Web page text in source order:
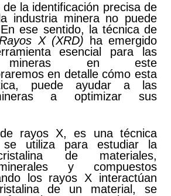
la identificación precisa de
industria minera no puede
ese sentido, la técnica de
X (XRD) ha emergido
esencial para las
mineras en este
en detalle cómo esta
puede ayudar a las
a optimizar sus
rayos X, es una técnica
se utiliza para estudiar la
de materiales,
y compuestos
los rayos X interactúan
de un material, se